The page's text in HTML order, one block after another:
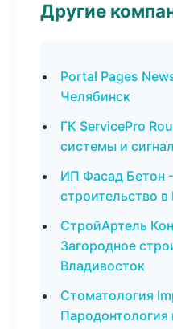
Другие
Portal Pages
Челябинск
ГК ServicePro
системы и
ИП Фасад Бетон
строительство
СтройАртель
Загородное
Владивосток
Стоматология